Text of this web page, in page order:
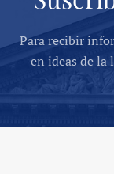
Para recibir
en ideas de